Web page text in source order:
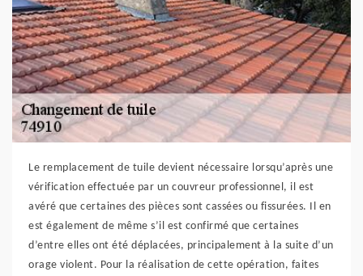
Le remplacement de tuile devient nécessaire lorsqu’après une
vérification effectuée par un couvreur professionnel, il est
avéré que certaines des pièces sont cassées ou fissurées. Il en
est également de même s’il est confirmé que certaines
d’entre elles ont été déplacées, principalement à la suite d’un
orage violent. Pour la réalisation de cette opération, faites